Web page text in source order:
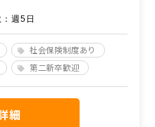
週5日
社会保険制度あり
第二新卒歓迎
細